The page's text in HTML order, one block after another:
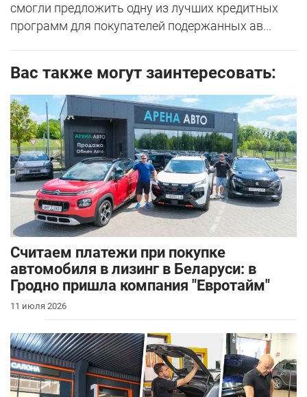
смогли предложить одну из лучших кредитных
программ для покупателей подержанных ав...
Вас также могут заинтересовать:
Считаем платежи при покупке
автомобиля в лизинг в Беларуси: в
Гродно пришла компания "Евротайм"
11 июля 2026